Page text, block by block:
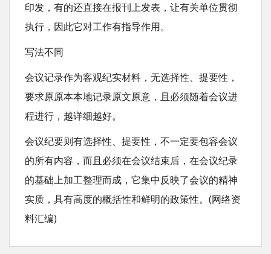
印发，有的还直接在报刊上发表，让有关单位贯彻
执行，因此它对工作有指导作用。
写法不同
会议记录作为客观纪实材料，无选择性、提要性，
要求原原本本地记录原文原意，且必须随着会议进
程进行，越详细越好。
会议纪要则有选择性、提要性，不一定要包容会议
的所有内容，而且必须在会议结束后，在会议纪录
的基础上加工整理而成，它集中反映了会议的精神
实质，具有高度的概括性和鲜明的政策性。(网络资
料汇编)